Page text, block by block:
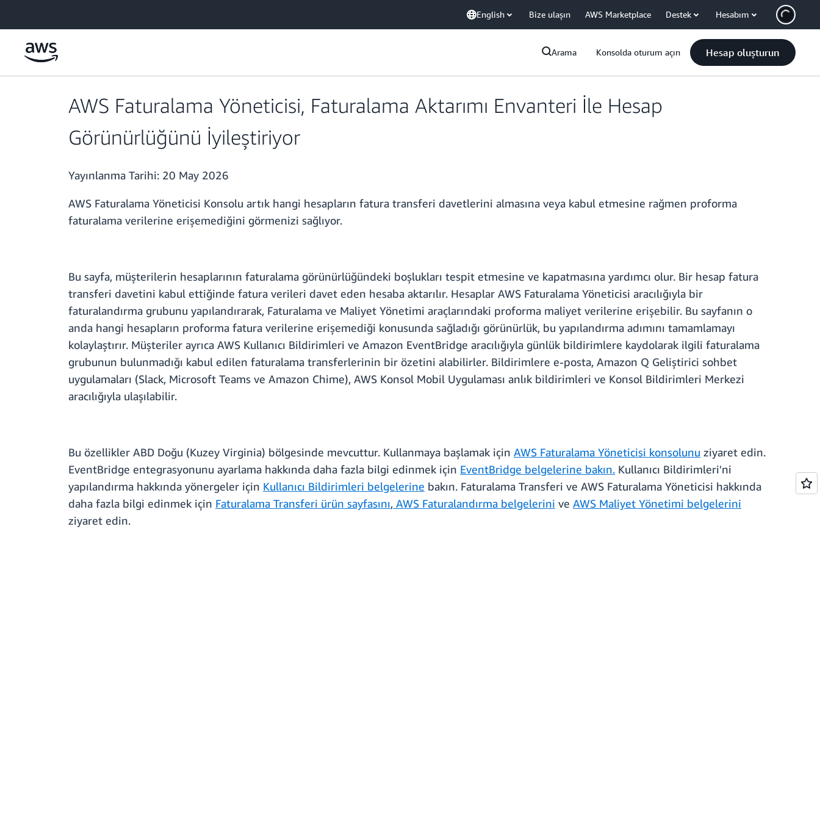
English Bize ulaşın AWS Marketplace Destek Hesabım
Arama Konsolda oturum açın Hesap oluşturun
AWS Faturalama Yöneticisi, Faturalama Aktarımı Envanteri İle Hesap
Görünürlüğünü İyileştiriyor
Yayınlanma Tarihi: 20 May 2026
AWS Faturalama Yöneticisi Konsolu artık hangi hesapların fatura transferi davetlerini almasına veya kabul etmesine rağmen proforma
faturalama verilerine erişemediğini görmenizi sağlıyor.
Bu sayfa, müşterilerin hesaplarının faturalama görünürlüğündeki boşlukları tespit etmesine ve kapatmasına yardımcı olur. Bir hesap fatura
transferi davetini kabul ettiğinde fatura verileri davet eden hesaba aktarılır. Hesaplar AWS Faturalama Yöneticisi aracılığıyla bir
faturalandırma grubunu yapılandırarak, Faturalama ve Maliyet Yönetimi araçlarındaki proforma maliyet verilerine erişebilir. Bu sayfanın o
anda hangi hesapların proforma fatura verilerine erişemediği konusunda sağladığı görünürlük, bu yapılandırma adımını tamamlamayı
kolaylaştırır. Müşteriler ayrıca AWS Kullanıcı Bildirimleri ve Amazon EventBridge aracılığıyla günlük bildirimlere kaydolarak ilgili faturalama
grubunun bulunmadığı kabul edilen faturalama transferlerinin bir özetini alabilirler. Bildirimlere e-posta, Amazon Q Geliştirici sohbet
uygulamaları (Slack, Microsoft Teams ve Amazon Chime), AWS Konsol Mobil Uygulaması anlık bildirimleri ve Konsol Bildirimleri Merkezi
aracılığıyla ulaşılabilir.
Bu özellikler ABD Doğu (Kuzey Virginia) bölgesinde mevcuttur. Kullanmaya başlamak için AWS Faturalama Yöneticisi konsolunu ziyaret edin.
EventBridge entegrasyonunu ayarlama hakkında daha fazla bilgi edinmek için EventBridge belgelerine bakın. Kullanıcı Bildirimleri'ni
yapılandırma hakkında yönergeler için Kullanıcı Bildirimleri belgelerine bakın. Faturalama Transferi ve AWS Faturalama Yöneticisi hakkında
daha fazla bilgi edinmek için Faturalama Transferi ürün sayfasını, AWS Faturalandırma belgelerini ve AWS Maliyet Yönetimi belgelerini
ziyaret edin.